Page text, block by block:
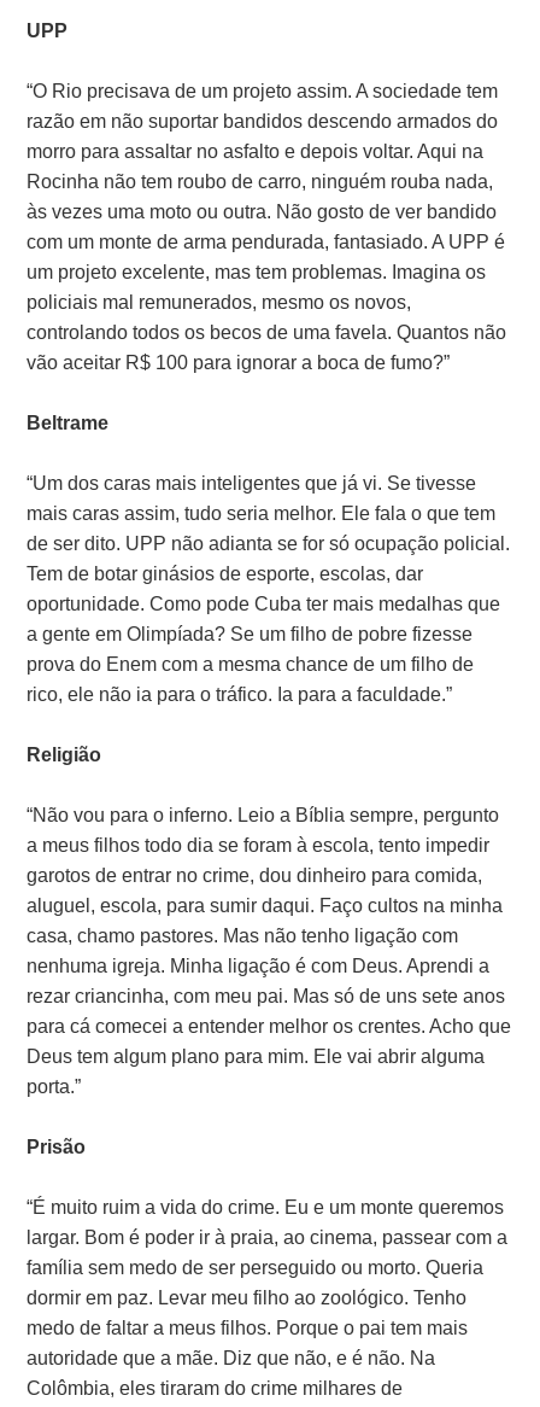
UPP
“O Rio precisava de um projeto assim. A sociedade tem
razão em não suportar bandidos descendo armados do
morro para assaltar no asfalto e depois voltar. Aqui na
Rocinha não tem roubo de carro, ninguém rouba nada,
às vezes uma moto ou outra. Não gosto de ver bandido
com um monte de arma pendurada, fantasiado. A UPP é
um projeto excelente, mas tem problemas. Imagina os
policiais mal remunerados, mesmo os novos,
controlando todos os becos de uma favela. Quantos não
vão aceitar R$ 100 para ignorar a boca de fumo?”
Beltrame
“Um dos caras mais inteligentes que já vi. Se tivesse
mais caras assim, tudo seria melhor. Ele fala o que tem
de ser dito. UPP não adianta se for só ocupação policial.
Tem de botar ginásios de esporte, escolas, dar
oportunidade. Como pode Cuba ter mais medalhas que
a gente em Olimpíada? Se um filho de pobre fizesse
prova do Enem com a mesma chance de um filho de
rico, ele não ia para o tráfico. Ia para a faculdade.”
Religião
“Não vou para o inferno. Leio a Bíblia sempre, pergunto
a meus filhos todo dia se foram à escola, tento impedir
garotos de entrar no crime, dou dinheiro para comida,
aluguel, escola, para sumir daqui. Faço cultos na minha
casa, chamo pastores. Mas não tenho ligação com
nenhuma igreja. Minha ligação é com Deus. Aprendi a
rezar criancinha, com meu pai. Mas só de uns sete anos
para cá comecei a entender melhor os crentes. Acho que
Deus tem algum plano para mim. Ele vai abrir alguma
porta.”
Prisão
“É muito ruim a vida do crime. Eu e um monte queremos
largar. Bom é poder ir à praia, ao cinema, passear com a
família sem medo de ser perseguido ou morto. Queria
dormir em paz. Levar meu filho ao zoológico. Tenho
medo de faltar a meus filhos. Porque o pai tem mais
autoridade que a mãe. Diz que não, e é não. Na
Colômbia, eles tiraram do crime milhares de